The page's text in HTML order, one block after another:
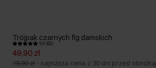
Trójpak czarnych fig damskich
5.0 (62)
49,90 zł
79,90 zł - najniższa cena z 30 dni przed obniżką